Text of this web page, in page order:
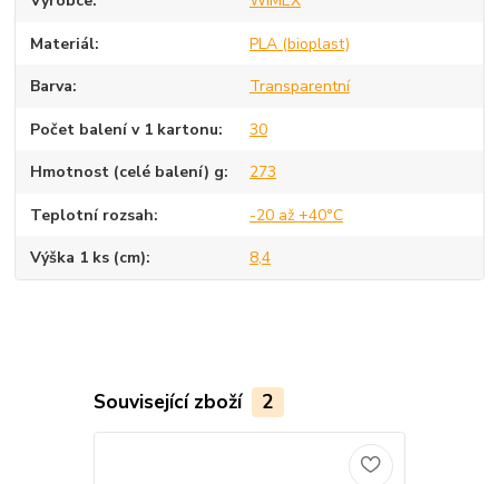
Materiál PLA (bioplast)
Barva Transparentní
Počet balení v 1 kartonu 30
Hmotnost (celé balení) g 273
Teplotní rozsah -20 až +40°C
Výška 1 ks (cm) 8,4
Související zboží 2